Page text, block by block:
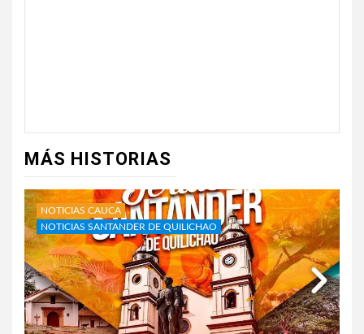
MÁS HISTORIAS
NOTICIAS CAUCA
NOTICIAS SANTANDER DE QUILICHAO